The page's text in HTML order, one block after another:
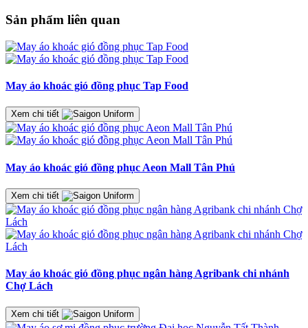
Sản phẩm liên quan
May áo khoác gió đồng phục Tap Food
Xem chi tiết
May áo khoác gió đồng phục Aeon Mall Tân Phú
Xem chi tiết
May áo khoác gió đồng phục ngân hàng Agribank chi nhánh
Chợ Lách
Xem chi tiết